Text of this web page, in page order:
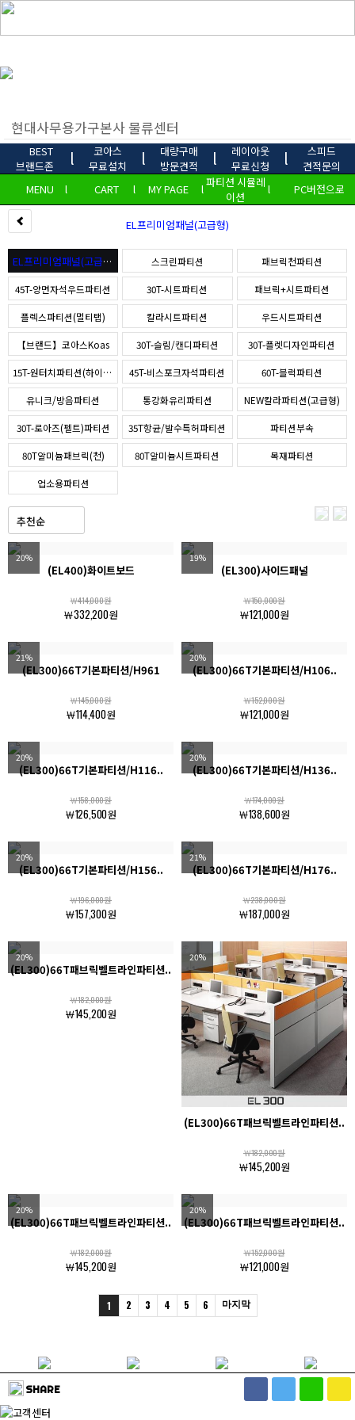
BEST
브랜드존
l
코아스
무료설치
l
대량구매
방문견적
l
레이아웃
무료신청
l
스피드
견적문의
MENU
l CART l MY PAGE l파티션 시뮬레
이션
l PC버전으로
EL프리미엄패널(고급형)
EL프리미엄패널(고급형) 스크린파티션 패브릭천파티션
45T-양면자석우드파티션 30T-시트파티션 패브릭+시트파티션
플렉스파티션(멀티탭) 칼라시트파티션 우드시트파티션
【브랜드】코아스Koas 30T-슬림/캔디파티션 30T-플렛디자인파티션
15T-원터치파티션(하이퍼스) 45T-비스포크자석파티션 60T-블럭파티션
유니크/방음파티션 통강화유리파티션 NEW칼라파티션(고급형)
30T-로아즈(펠트)파티션 35T항균/발수특허파티션 파티션부속
80T알미늄패브릭(천) 80T알미늄시트파티션 목재파티션
업소용파티션
20%
(EL400)화이트보드
￦414,000원
￦332,200원
19%
(EL300)사이드패널
￦150,000원
￦121,000원
21%
(EL300)66T기본파티션/H961
￦145,000원
￦114,400원
20%
(EL300)66T기본파티션/H106..
￦152,000원
￦121,000원
20%
(EL300)66T기본파티션/H116..
￦158,000원
￦126,500원
20%
(EL300)66T기본파티션/H136..
￦174,000원
￦138,600원
20%
(EL300)66T기본파티션/H156..
￦196,000원
￦157,300원
21%
(EL300)66T기본파티션/H176..
￦238,000원
￦187,000원
20%
(EL300)66T패브릭벨트라인파티션..
￦182,000원
￦145,200원
20%
(EL300)66T패브릭벨트라인파티션..
￦182,000원
￦145,200원
20%
(EL300)66T패브릭벨트라인파티션..
￦182,000원
￦145,200원
20%
(EL300)66T패브릭벨트라인파티션..
￦152,000원
￦121,000원
1 2 3 4 5 6 마지막
SHARE